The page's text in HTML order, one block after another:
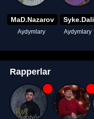
MaD.Nazarov
Aydymlary
Syke.Dali
Aydymlary
Rapperlar